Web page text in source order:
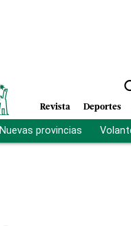
Revista Deportes
Nuevas provincias